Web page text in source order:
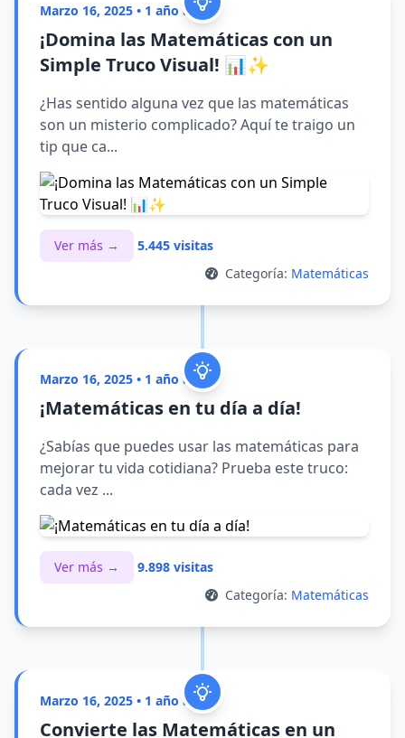
Marzo 16, 2025 • 1 año atrás
¡Domina las Matemáticas con un
Simple Truco Visual! 📊✨
¿Has sentido alguna vez que las matemáticas
son un misterio complicado? Aquí te traigo un
tip que ca...
Ver más →
5.445 visitas
Categoría: Matemáticas
Marzo 16, 2025 • 1 año atrás
¡Matemáticas en tu día a día!
¿Sabías que puedes usar las matemáticas para
mejorar tu vida cotidiana? Prueba este truco:
cada vez ...
Ver más →
9.898 visitas
Categoría: Matemáticas
Marzo 16, 2025 • 1 año atrás
Convierte las Matemáticas en un